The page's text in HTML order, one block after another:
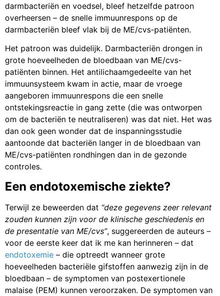
darmbacteriën en voedsel, bleef hetzelfde patroon
overheersen – de snelle immuunrespons op de
darmbacteriën bleef vlak bij de ME/cvs-patiënten.
Het patroon was duidelijk. Darmbacteriën drongen in
grote hoeveelheden de bloedbaan van ME/cvs-
patiënten binnen. Het antilichaamgedeelte van het
immuunsysteem kwam in actie, maar de vroege
aangeboren immuunrespons die een snelle
ontstekingsreactie in gang zette (die was ontworpen
om de bacteriën te neutraliseren) was dat niet. Het was
dan ook geen wonder dat de inspanningsstudie
aantoonde dat bacteriën langer in de bloedbaan van
ME/cvs-patiënten rondhingen dan in de gezonde
controles.
Een endotoxemische ziekte?
Terwijl ze beweerden dat “deze gegevens zeer relevant
zouden kunnen zijn voor de klinische geschiedenis en
de presentatie van ME/cvs”, suggereerden de auteurs –
voor de eerste keer dat ik me kan herinneren – dat
endotoxemie – die optreedt wanneer grote
hoeveelheden bacteriële gifstoffen aanwezig zijn in de
bloedbaan – de symptomen van postexertionele
malaise (PEM) kunnen veroorzaken. De symptomen van